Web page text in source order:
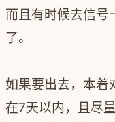
而且有时候去信号
了。
如果要出去，本着
在7天以内，且尽